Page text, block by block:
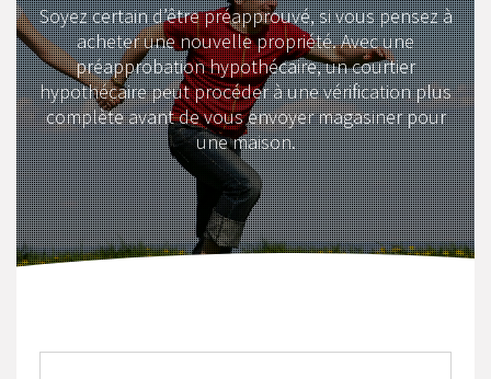
Soyez certain d’être préapprouvé, si vous pensez à
acheter une nouvelle propriété. Avec une
préapprobation hypothécaire, un courtier
hypothécaire peut procéder à une vérification plus
complète avant de vous envoyer magasiner pour
une maison.